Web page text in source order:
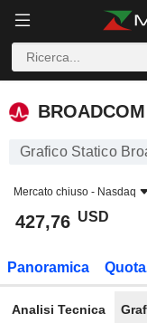
BROADCOM INC.
Grafico Statico
Mercato chiuso - Nasdaq
427,76 USD
Panoramica
Analisi Tecnica